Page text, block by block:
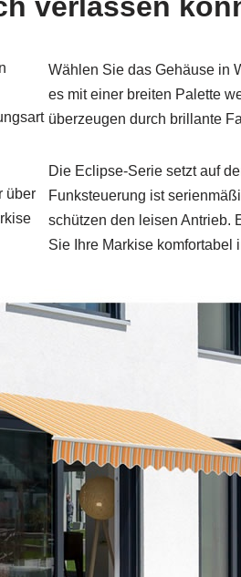
über
Wählen Sie das Gehäuse in
es mit einer breiten Palette
überzeugen durch brillante
Die Eclipse-Serie setzt auf
Funksteuerung ist
schützen den leisen Antrieb.
Sie Ihre Markise komfortabel